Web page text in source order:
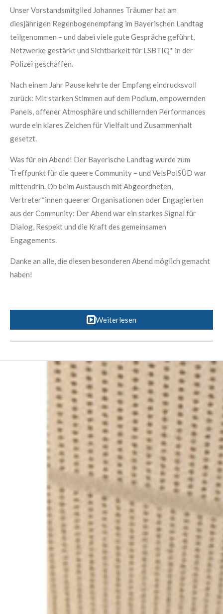
Unser Vorstandsmitglied Johannes Träumer hat am
diesjährigen Regenbogenempfang im Bayerischen Landtag
teilgenommen – und dabei viele gute Gespräche geführt,
Netzwerke gestärkt und Sichtbarkeit für LSBTIQ* in der
Polizei geschaffen.
Nach einem Jahr Pause kehrte der Empfang eindrucksvoll
zurück: Mit starken Stimmen auf dem Podium, empowernden
Panels, offener Atmosphäre und schillernden Performances
wurde ein klares Zeichen für Vielfalt und Zusammenhalt
gesetzt.
Was für ein Abend! Der Bayerische Landtag wurde zum
Treffpunkt für die queere Community – und VelsPolSÜD war
mittendrin. Ob beim Austausch mit Abgeordneten,
Vertreter*innen queerer Organisationen oder Engagierten
aus der Community: Der Abend war ein starkes Signal für
Dialog, Respekt und die Kraft des gemeinsamen
Engagements.
Danke an alle, die diesen besonderen Abend möglich gemacht
haben!
Weiterlesen